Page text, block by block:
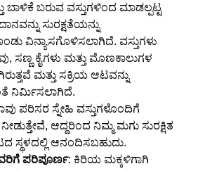
ಬಾಳಿಕೆ ಬರುವ ವಸ್ತುಗಳಿಂದ ಮಾಡಲ್ಪಟ್ಟ
ಸುರಕ್ಷತೆಯನ್ನು
ವಿನ್ಯಾಸಗೊಳಿಸಲಾಗಿದೆ. ವಸ್ತುಗಳು
ಸಣ್ಣ ಕೈಗಳು ಮತ್ತು ಮೊಣಕಾಲುಗಳ
ಮತ್ತು ಸಕ್ರಿಯ ಆಟವನ್ನು
ನಿರ್ಮಿಸಲಾಗಿದೆ.
ಪರಿಸರ ಸ್ನೇಹಿ ವಸ್ತುಗಳೊಂದಿಗೆ
ಆದ್ದರಿಂದ ನಿಮ್ಮ ಮಗು ಸುರಕ್ಷಿತ
ಸ್ಥಳದಲ್ಲಿ ಆನಂದಿಸಬಹುದು.
ಪರಿಪೂರ್ಣ: ಕಿರಿಯ ಮಕ್ಕಳಿಗಾಗಿ